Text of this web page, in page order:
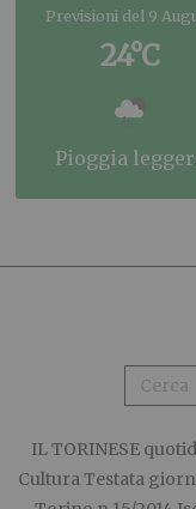
Previsioni del 9
24°C
pioggia
IL TORINESE
Cultura Testata